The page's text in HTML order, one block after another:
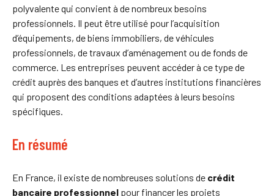
polyvalente qui convient à de nombreux besoins
professionnels. Il peut être utilisé pour l’acquisition
d’équipements, de biens immobiliers, de véhicules
professionnels, de travaux d’aménagement ou de fonds de
commerce. Les entreprises peuvent accéder à ce type de
crédit auprès des banques et d’autres institutions financières
qui proposent des conditions adaptées à leurs besoins
spécifiques.
En résumé
En France, il existe de nombreuses solutions de crédit
bancaire professionnel pour financer les projets